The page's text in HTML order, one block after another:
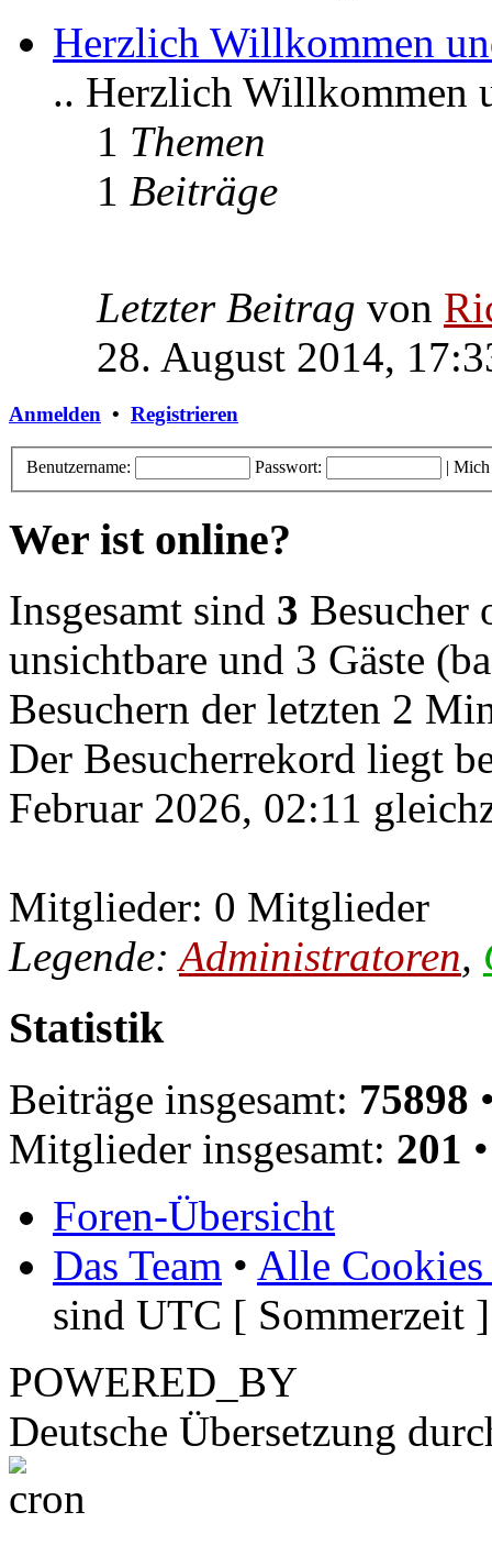
Herzlich Willkommen
.. Herzlich Willkommen
1 Themen
1 Beiträge
Letzter Beitrag von
28. August 2014,
Anmelden • Registrieren
Benutzername: Passwort: | Mich
Wer ist online?
Insgesamt sind 3 Besucher
unsichtbare und 3 Gäste
Besuchern der letzten 2
Der Besucherrekord liegt
Februar 2026, 02:11
Mitglieder: 0 Mitglieder
Legende:Administratoren,
Statistik
Beiträge insgesamt: 75898
Mitglieder insgesamt: 201
Foren-Übersicht
Das Team • Alle Cookies
sind UTC [ Sommerzeit ]
POWERED_BY
Deutsche Übersetzung